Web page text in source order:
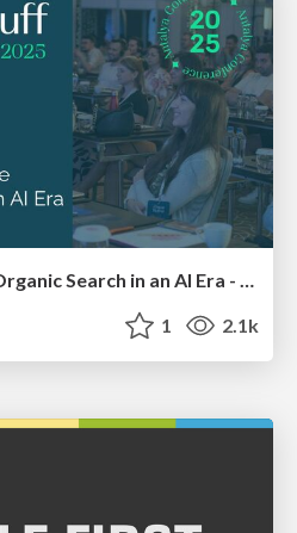
Winning Ecommerce Organic Search in an AI Era - #searchnstuff2025
1 2.1k